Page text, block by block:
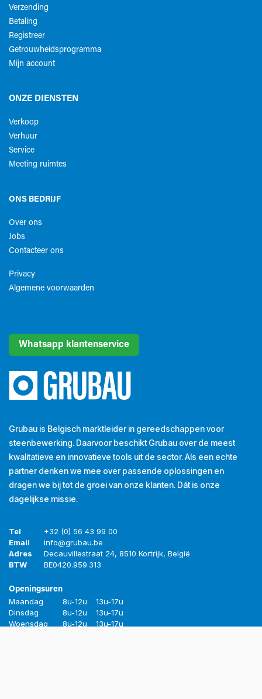
Verzending
Betaling
Registreer
Getrouwheidsprogramma
Mijn account
ONZE DIENSTEN
Verkoop
Verhuur
Service
Meeting ruimtes
ONS BEDRIJF
Over ons
Jobs
Contacteer ons
Privacy
Algemene voorwaarden​
Whatsapp klantenservice
Grubau is Belgisch marktleider in gereedschappen voor
steenbewerking. Daarvoor beschikt Grubau over de meest
kwalitatieve en innovatieve tools uit de sector. Als een echte
partner denken we mee over passende oplossingen en
dragen we bij tot de groei van onze klanten. Dát is onze
dagelijkse missie.
Tel
+32 (0) 56 43 99 00
Email
info@grubau.be
Adres
Decauvillestraat 24, 8510 Kortrijk, België
BTW
BE0420.959.313
Openingsuren
Maandag 8u-12u
13u-17u
Dinsdag
8u-12u
13u-17u
Woensdag
8u-12u
13u-17u